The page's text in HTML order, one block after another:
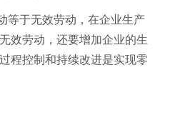
等于无效劳动，在企业生产
效劳动，还要增加企业的生
程控制和持续改进是实现零